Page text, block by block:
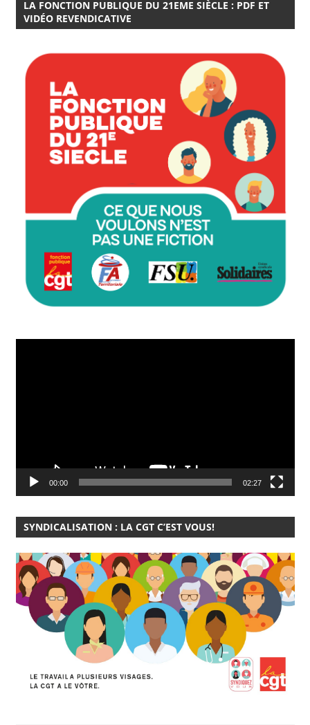
LA FONCTION PUBLIQUE DU 21EME SIÈCLE : PDF ET
VIDÉO REVENDICATIVE
00:00 02:27
SYNDICALISATION : LA CGT C’EST VOUS!